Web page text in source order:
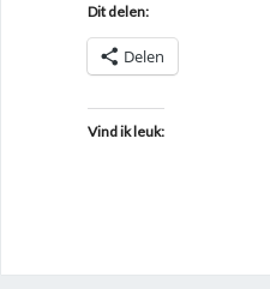
Dit delen:
Delen
Vind ik leuk: